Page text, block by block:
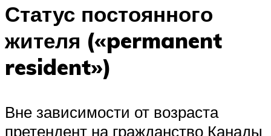
Статус постоянного
жителя («permanent
resident»)
Вне зависимости от возраста
претендент на гражданство Канады